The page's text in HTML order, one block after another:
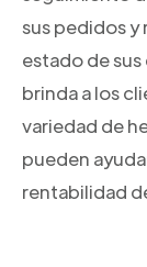
sus pedidos y
estado de
brinda a los
variedad de
pueden
rentabilidad